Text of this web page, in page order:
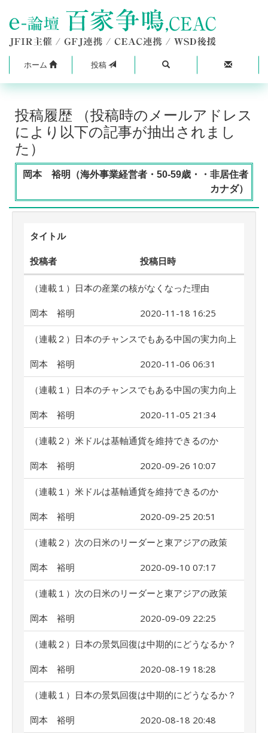
ホーム 投稿
投稿履歴 （投稿時のメールアドレス
により以下の記事が抽出されまし
た）
岡本 裕明（海外事業経営者・50-59歳・・非居住者
カナダ）
タイトル
投稿者 投稿日時
（連載１）日本の産業の核がなくなった理由
岡本 裕明 2020-11-18 16:25
（連載２）日本のチャンスでもある中国の実力向上
岡本 裕明 2020-11-06 06:31
（連載１）日本のチャンスでもある中国の実力向上
岡本 裕明 2020-11-05 21:34
（連載２）米ドルは基軸通貨を維持できるのか
岡本 裕明 2020-09-26 10:07
（連載１）米ドルは基軸通貨を維持できるのか
岡本 裕明 2020-09-25 20:51
（連載２）次の日米のリーダーと東アジアの政策
岡本 裕明 2020-09-10 07:17
（連載１）次の日米のリーダーと東アジアの政策
岡本 裕明 2020-09-09 22:25
（連載２）日本の景気回復は中期的にどうなるか？
岡本 裕明 2020-08-19 18:28
（連載１）日本の景気回復は中期的にどうなるか？
岡本 裕明 2020-08-18 20:48